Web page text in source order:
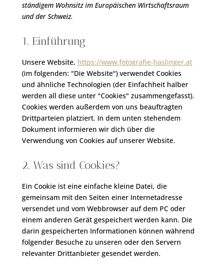
ständigem Wohnsitz im Europäischen Wirtschaftsraum
und der Schweiz.
1. Einführung
Unsere Website, https://www.fotografie-haslinger.at
(im folgenden: "Die Website") verwendet Cookies
und ähnliche Technologien (der Einfachheit halber
werden all diese unter "Cookies" zusammengefasst).
Cookies werden außerdem von uns beauftragten
Drittparteien platziert. In dem unten stehendem
Dokument informieren wir dich über die
Verwendung von Cookies auf unserer Website.
2. Was sind Cookies?
Ein Cookie ist eine einfache kleine Datei, die
gemeinsam mit den Seiten einer Internetadresse
versendet und vom Webbrowser auf dem PC oder
einem anderen Gerät gespeichert werden kann. Die
darin gespeicherten Informationen können während
folgender Besuche zu unseren oder den Servern
relevanter Drittanbieter gesendet werden.